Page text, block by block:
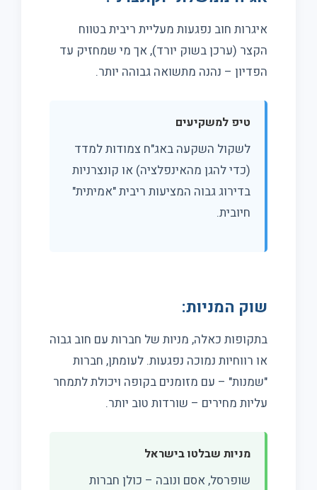
איגרות חוב נפגעות מעליית ריבית בטווח
הקצר (ערכן בשוק יורד), אך מי שמחזיק עד
הפדיון – נהנה מתשואה גבוהה יותר.
טיפ למשקיעים
לשקול השקעה באג"ח צמודות למדד
(כדי להגן מהאינפלציה) או קונצרניות
בדירוג גבוה המציעות ריבית "אמיתית"
חיובית.
שוק המניות:
בתקופות כאלה, מניות של חברות עם חוב גבוה
או רווחיות נמוכה נפגעות. לעומתן, חברות
"שמנות" – עם מזומנים בקופה ויכולת לתמחר
עליות מחירים – שורדות טוב יותר.
מניות שבלטו בישראל
שופרסל, אסם ונובה – כולן חברות